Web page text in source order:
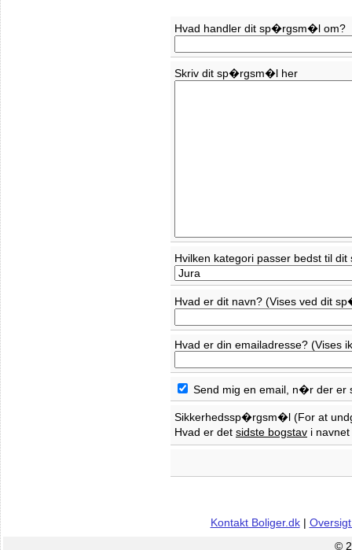
Hvad handler dit sp�rgsm�l om?
Skriv dit sp�rgsm�l her
Hvilken kategori passer bedst til
Hvad er dit navn? (Vises ved dit
Hvad er din emailadresse? (Vises
Send mig en email, n�r der
Sikkerhedssp�rgsm�l (For at
Hvad er det sidste bogstav i
Kontakt Boliger.dk|
©